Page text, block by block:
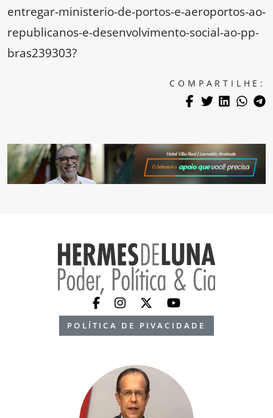
entregar-ministerio-de-portos-e-aeroportos-ao-
republicanos-e-desenvolvimento-social-ao-pp-
bras239303?
COMPARTILHE:
POLÍTICA DE PIVACIDADE